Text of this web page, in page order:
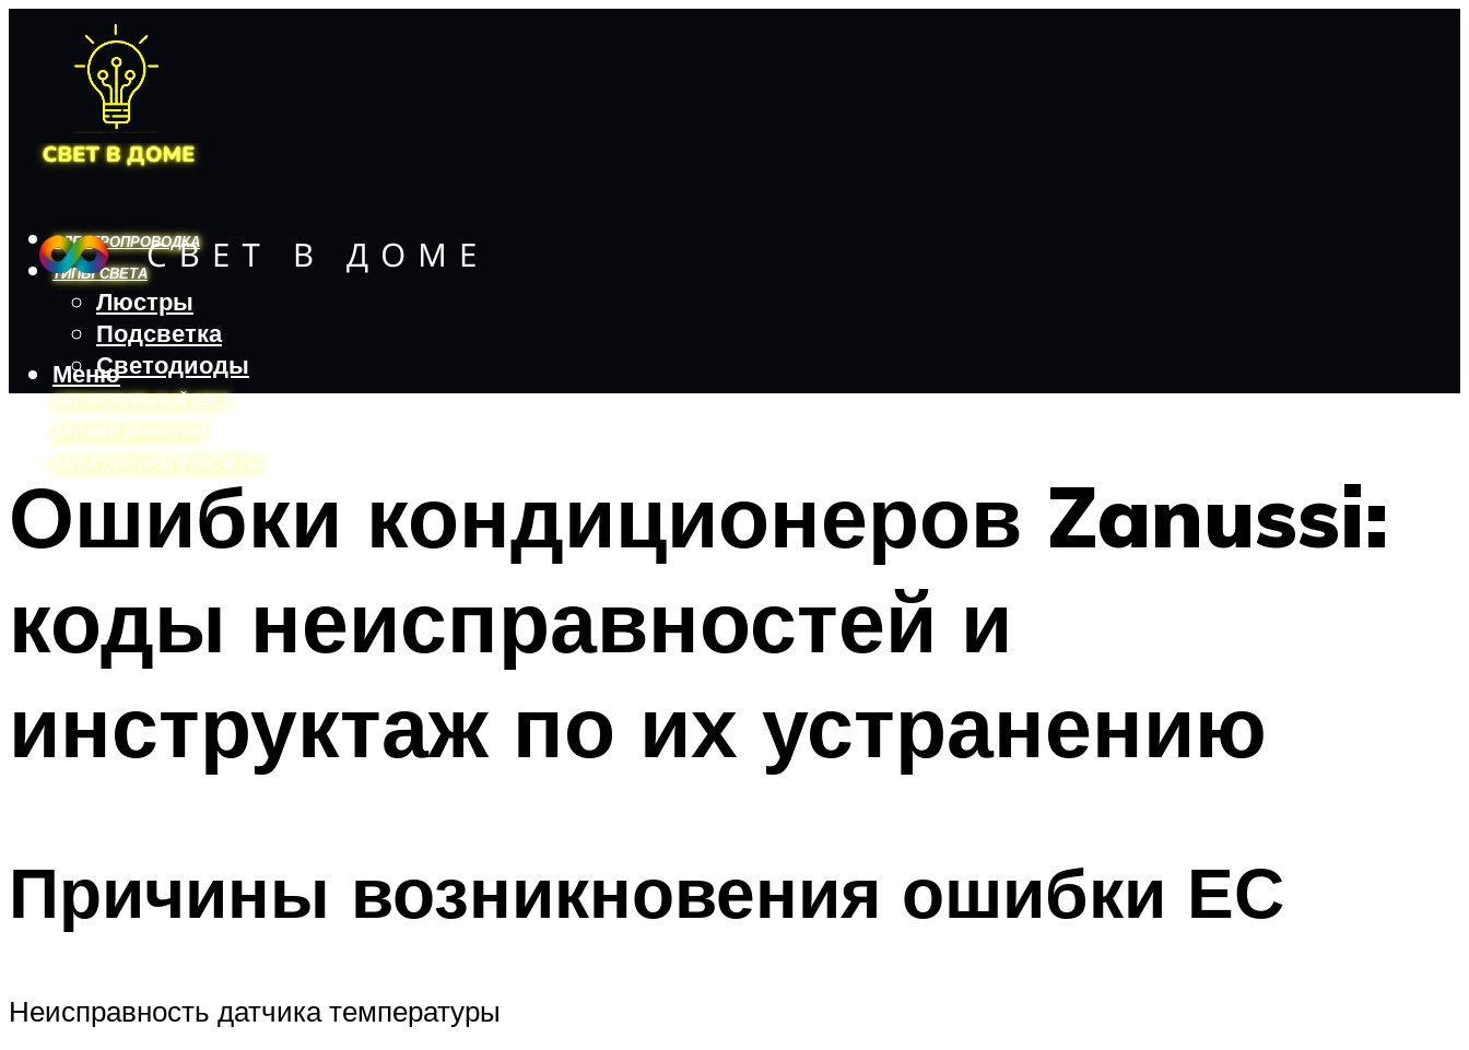
ЭЛЕКТРОПРОВОДКА
ТИПЫ СВЕТА
Люстры
Подсветка
Светодиоды
АВТОМОБИЛЬНЫЙ СВЕТ
ДАТЧИКИ ДВИЖЕНИЯ
КАЛЬКУЛЯТОРЫ И РАСЧЕТЫ
Меню
Меню
Ошибки кондиционеров Zanussi:
коды неисправностей и
инструктаж по их устранению
Причины возникновения ошибки ЕС
Неисправность датчика температуры